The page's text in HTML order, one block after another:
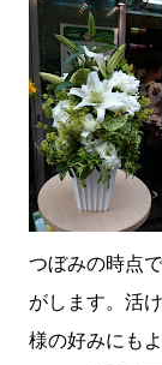
つぼみの時点
がします。活
様の好みにも